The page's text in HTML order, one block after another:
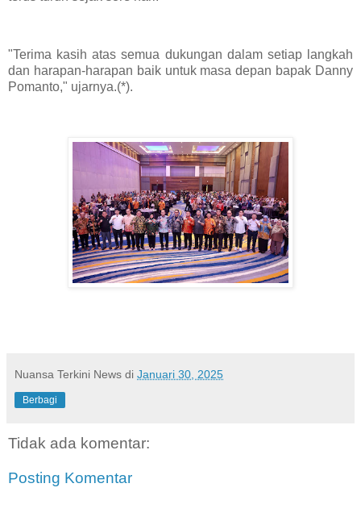
"Terima kasih atas semua dukungan dalam setiap langkah
dan harapan-harapan baik untuk masa depan bapak Danny
Pomanto," ujarnya.(*).
Nuansa Terkini News di Januari 30, 2025
Berbagi
Tidak ada komentar:
Posting Komentar